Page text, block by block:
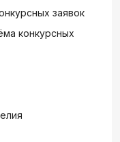
заявок
конкурсных